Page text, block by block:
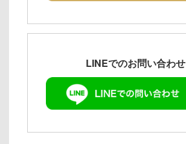
LINEでのお問い合わせ